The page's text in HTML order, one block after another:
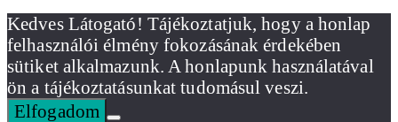
Kedves Látogató! Tájékoztatjuk, hogy a honlap
felhasználói élmény fokozásának érdekében
sütiket alkalmazunk. A honlapunk használatával
ön a tájékoztatásunkat tudomásul veszi.
Elfogadom